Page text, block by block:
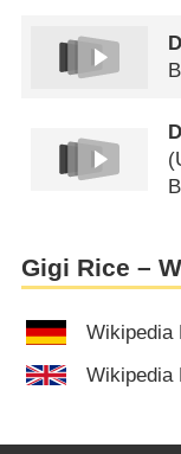
(
Gigi Rice –
Wikipedia
Wikipedia